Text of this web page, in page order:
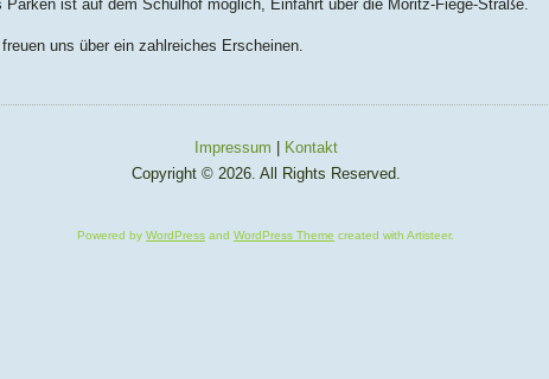
Parken ist auf dem Schulhof möglich, Einfahrt über die Moritz-Fiege-Straße.
uns über ein zahlreiches Erscheinen.
Impressum
Kontakt
Copyright © 2026. All Rights Reserved.
Powered by WordPress and WordPress Theme created with Artisteer.